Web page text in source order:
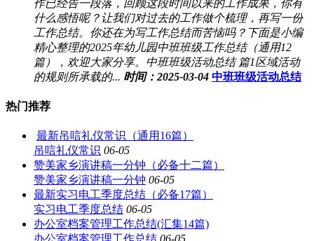
作已经告一段落，回顾这段时间以来的工作成果，你有
什么感悟呢？让我们对过去的工作做个梳理，再写一份
工作总结。你还在为写工作总结而苦恼吗？下面是小编
精心整理的2025年幼儿园中班班级工作总结（通用12
篇），欢迎大家分享。中班班级活动总结 篇1区域活动
的规则所承载的... 时间：2025-03-04 中班班级活动总结
热门推荐
最新吊唁礼仪常识（通用16篇）
吊唁礼仪常识 06-05
赞美家乡演讲稿一分钟（必备十二篇）
赞美家乡演讲稿一分钟 06-05
最新实习电工季度总结（必备17篇）
实习电工季度总结 06-05
办公室档案管理工作总结(汇集14篇)